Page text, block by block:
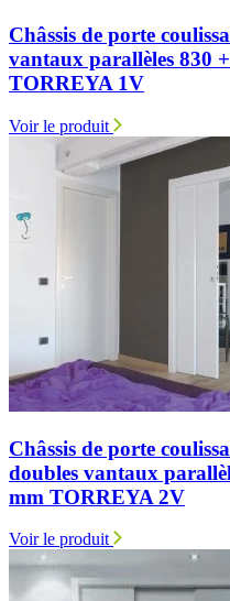
Châssis de porte
vantaux parallèles 830
TORREYA 1V
Voir le produit
Châssis de porte
doubles vantaux
mm TORREYA 2V
Voir le produit